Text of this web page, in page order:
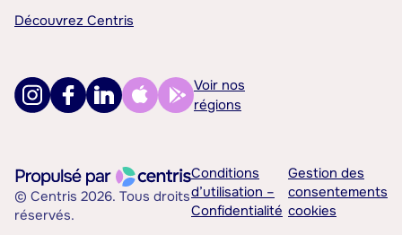
Découvrez Centris
Voir nos
régions
© Centris 2026. Tous droits
réservés.
Conditions
d’utilisation –
Confidentialité
Gestion des
consentements
cookies